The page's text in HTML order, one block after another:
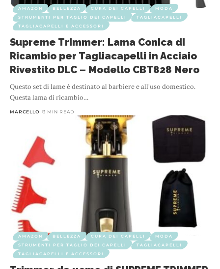
AMAZON BELLEZZA CURA DEI CAPELLI
MODA
STRUMENTI PER TAGLIO DEI CAPELLI
TAGLIACAPELLI
TAGLIACAPELLI E ACCESSORI
Supreme Trimmer: Lama Conica di
Ricambio per Tagliacapelli in Acciaio
Rivestito DLC – Modello CBT828 Nero
Questo set di lame è destinato al barbiere e all'uso domestico.
Questa lama di ricambio…
MARCELLO 3 MIN READ
AMAZON BELLEZZA CURA DEI CAPELLI
MODA
STRUMENTI PER TAGLIO DEI CAPELLI
TAGLIACAPELLI
TAGLIACAPELLI E ACCESSORI